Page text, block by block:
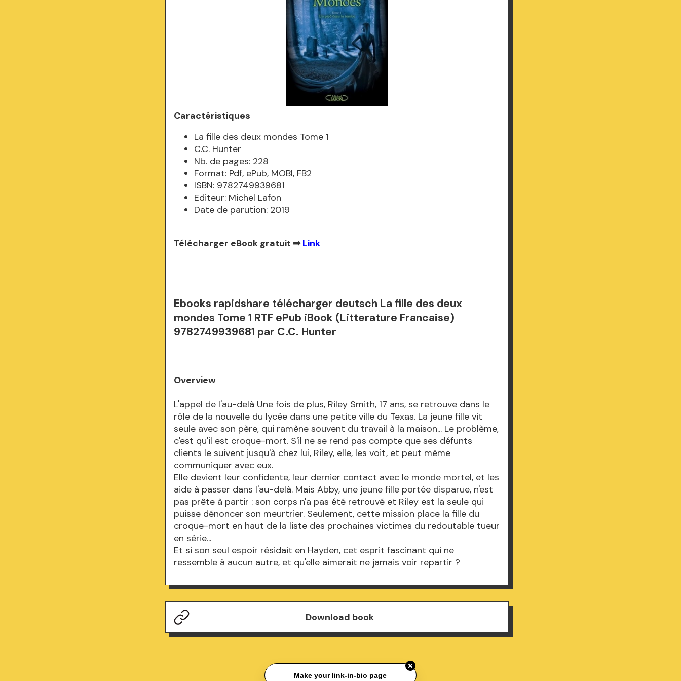
Caractéristiques
La fille des deux mondes Tome 1
C.C. Hunter
Nb. de pages: 228
Format: Pdf, ePub, MOBI, FB2
ISBN: 9782749939681
Editeur: Michel Lafon
Date de parution: 2019
Télécharger eBook gratuit ➡Link
Ebooks rapidshare télécharger deutsch La fille des deux
mondes Tome 1 RTF ePub iBook (Litterature Francaise)
9782749939681 par C.C. Hunter
Overview
L'appel de l'au-delà Une fois de plus, Riley Smith, 17 ans, se retrouve dans le
rôle de la nouvelle du lycée dans une petite ville du Texas. La jeune fille vit
seule avec son père, qui ramène souvent du travail à la maison... Le problème,
c'est qu'il est croque-mort. S'il ne se rend pas compte que ses défunts
clients le suivent jusqu'à chez lui, Riley, elle, les voit, et peut même
communiquer avec eux.
Elle devient leur confidente, leur dernier contact avec le monde mortel, et les
aide à passer dans l'au-delà. Mais Abby, une jeune fille portée disparue, n'est
pas prête à partir : son corps n'a pas été retrouvé et Riley est la seule qui
puisse dénoncer son meurtrier. Seulement, cette mission place la fille du
croque-mort en haut de la liste des prochaines victimes du redoutable tueur
en série...
Et si son seul espoir résidait en Hayden, cet esprit fascinant qui ne
ressemble à aucun autre, et qu'elle aimerait ne jamais voir repartir ?
Download book
Make your link-in-bio page